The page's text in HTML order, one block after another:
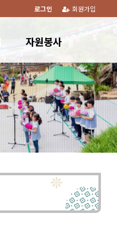
회원가입
로그인
자원봉사